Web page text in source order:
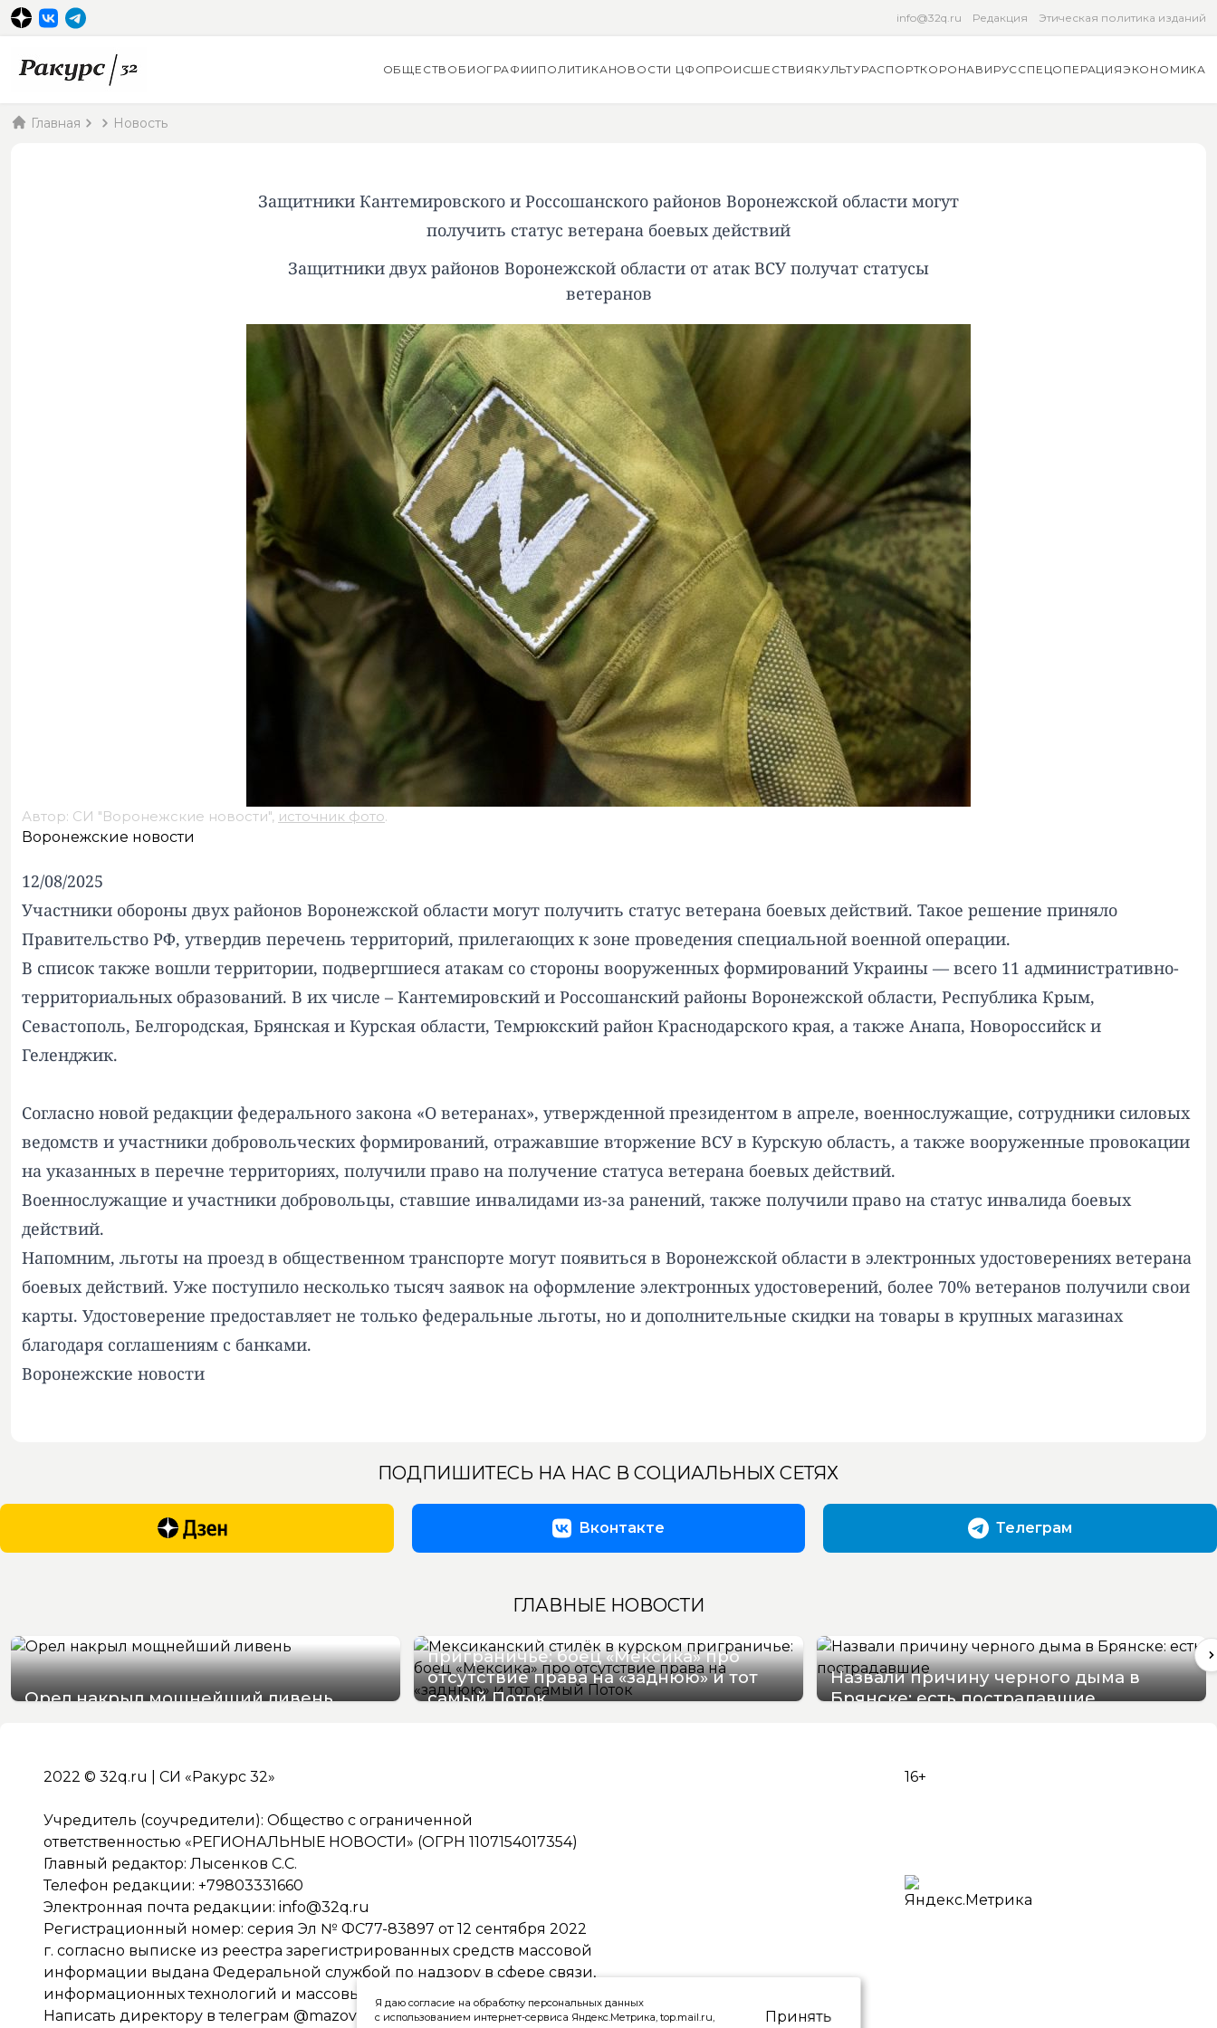
info@32q.ru Редакция Этическая политика изданий
ОБЩЕСТВО БИОГРАФИИ ПОЛИТИКАНОВОСТИ ЦФОПРОИСШЕСТВИЯ КУЛЬТУРАСПОРТКОРОНАВИРУССПЕЦОПЕРАЦИЯЭКОНОМИКА
Главная Новость
Защитники Кантемировского и Россошанского районов Воронежской области могут
получить статус ветерана боевых действий
Защитники двух районов Воронежской области от атак ВСУ получат статусы
ветеранов
Автор: СИ "Воронежские новости", источник фото.
Воронежские новости
12/08/2025
Участники обороны двух районов Воронежской области могут получить статус ветерана боевых действий. Такое решение приняло
Правительство РФ, утвердив перечень территорий, прилегающих к зоне проведения специальной военной операции.
В список также вошли территории, подвергшиеся атакам со стороны вооруженных формирований Украины — всего 11 административно-
территориальных образований. В их числе – Кантемировский и Россошанский районы Воронежской области, Республика Крым,
Севастополь, Белгородская, Брянская и Курская области, Темрюкский район Краснодарского края, а также Анапа, Новороссийск и
Геленджик.
Согласно новой редакции федерального закона «О ветеранах», утвержденной президентом в апреле, военнослужащие, сотрудники силовых
ведомств и участники добровольческих формирований, отражавшие вторжение ВСУ в Курскую область, а также вооруженные провокации
на указанных в перечне территориях, получили право на получение статуса ветерана боевых действий.
Военнослужащие и участники добровольцы, ставшие инвалидами из-за ранений, также получили право на статус инвалида боевых
действий.
Напомним, льготы на проезд в общественном транспорте могут появиться в Воронежской области в электронных удостоверениях ветерана
боевых действий. Уже поступило несколько тысяч заявок на оформление электронных удостоверений, более 70% ветеранов получили свои
карты. Удостоверение предоставляет не только федеральные льготы, но и дополнительные скидки на товары в крупных магазинах
благодаря соглашениям с банками.
Воронежские новости
ПОДПИШИТЕСЬ НА НАС В СОЦИАЛЬНЫХ СЕТЯХ
Вконтакте Телеграм
ГЛАВНЫЕ НОВОСТИ
Орел накрыл мощнейший ливень
Мексиканский стилёк в курском
приграничье: боец «Мексика» про
отсутствие права на «заднюю» и тот
самый Поток
Назвали причину черного дыма в
Брянске: есть пострадавшие
2022 © 32q.ru | СИ «Ракурс 32»
Учредитель (соучредители): Общество с ограниченной
ответственностью «РЕГИОНАЛЬНЫЕ НОВОСТИ» (ОГРН 1107154017354)
Главный редактор: Лысенков С.С.
Телефон редакции: +79803331660
Электронная почта редакции: info@32q.ru
Регистрационный номер: серия Эл № ФС77-83897 от 12 сентября 2022
г. согласно выписке из реестра зарегистрированных средств массовой
информации выдана Федеральной службой по надзору в сфере связи,
информационных технологий и массовых коммуникаций
Написать директору в телеграм @mazov
16+
Я даю согласие на обработку персональных данных
с использованием интернет-сервиса Яндекс.Метрика, top.mail.ru,
Принять